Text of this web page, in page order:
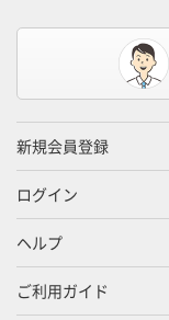
新規会員登録
ログイン
ヘルプ
ご利用ガイド